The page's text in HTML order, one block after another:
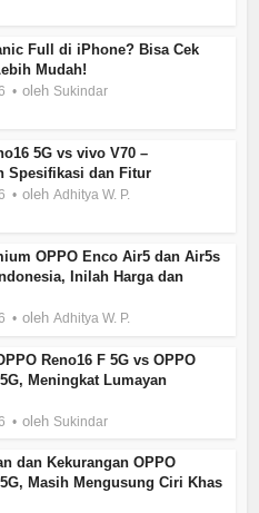
Full di iPhone? Bisa Cek
Mudah!
oleh Sukindar
5G vs vivo V70 –
Spesifikasi dan Fitur
olehAdhitya W. P.
OPPO Enco Air5 dan Air5s
Inilah Harga dan
olehAdhitya W. P.
Reno16 F 5G vs OPPO
Meningkat Lumayan
oleh Sukindar
dan Kekurangan OPPO
5G, Masih Mengusung Ciri Khas